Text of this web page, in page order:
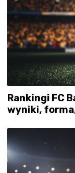
Rankingi FC
wyniki,